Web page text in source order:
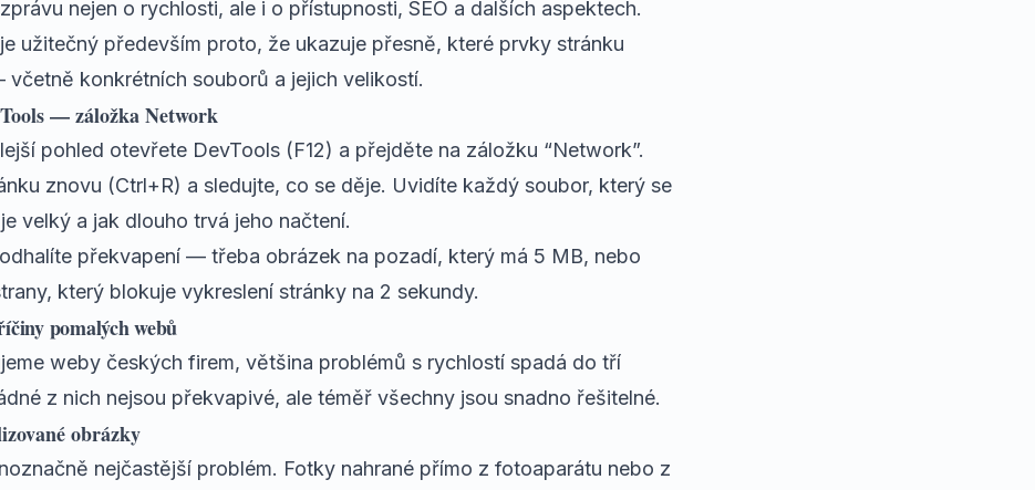
nejen o rychlosti, ale i o přístupnosti, SEO a dalších aspektech.
užitečný především proto, že ukazuje přesně, které prvky stránku
konkrétních souborů a jejich velikostí.
— záložka Network
pohled otevřete DevTools (F12) a přejděte na záložku “Network”.
znovu (Ctrl+R) a sledujte, co se děje. Uvidíte každý soubor, který se
velký a jak dlouho trvá jeho načtení.
překvapení — třeba obrázek na pozadí, který má 5 MB, nebo
který blokuje vykreslení stránky na 2 sekundy.
pomalých webů
weby českých firem, většina problémů s rychlostí spadá do tří
z nich nejsou překvapivé, ale téměř všechny jsou snadno řešitelné.
obrázky
nejčastější problém. Fotky nahrané přímo z fotoaparátu nebo z